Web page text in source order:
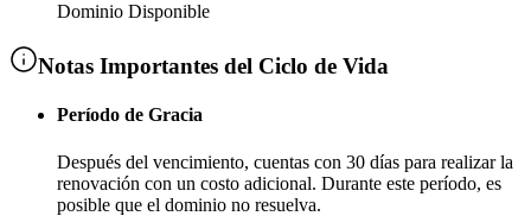
Dominio Disponible
Notas Importantes del Ciclo de Vida
Período de Gracia
Después del vencimiento, cuentas con 30 días para realizar la
renovación con un costo adicional. Durante este período, es
posible que el dominio no resuelva.